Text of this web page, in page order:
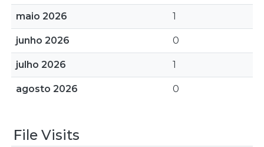
maio 2026 1
junho 2026 0
julho 2026 1
agosto 2026 0
File Visits